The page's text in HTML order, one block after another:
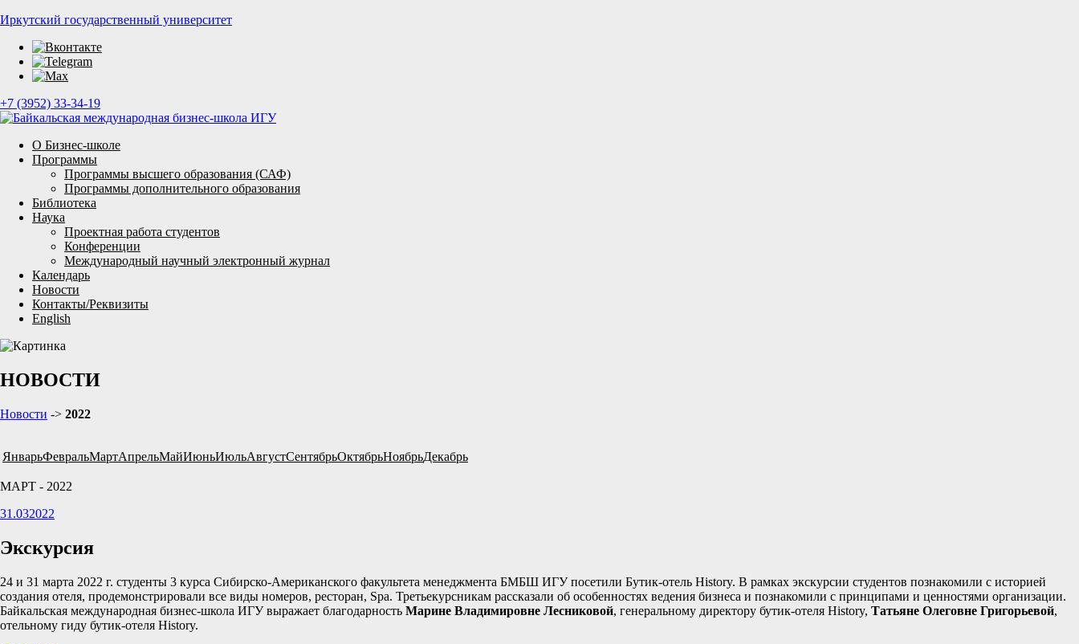
Иркутский государственный университет
+7 (3952) 33-34-19
О Бизнес-школе
Программы
Программы высшего образования (САФ)
Программы дополнительного образования
Библиотека
Наука
Проектная работа студентов
Конференции
Международный научный электронный журнал
Календарь
Новости
Контакты/Реквизиты
English
НОВОСТИ
Новости -> 2022
ЯнварьФевральМартАпрельМайИюньИюльАвгустСентябрьОктябрьНоябрьДекабрь
МАРТ - 2022
31.032022
Экскурсия
24 и 31 марта 2022 г. студенты 3 курса Сибирско-Американского факультета менеджмента БМБШ ИГУ посетили Бутик-отель History. В рамках экскурсии студентов познакомили с историей
создания отеля, продемонстрировали все виды номеров, ресторан, Spa. Третьекурсникам рассказали об особенностях ведения бизнеса и познакомили с принципами и ценностями организации.
Байкальская международная бизнес-школа ИГУ выражает благодарность Марине Владимировне Лесниковой, генеральному директору бутик-отеля History, Татьяне Олеговне Григорьевой,
отельному гиду бутик-отеля History.